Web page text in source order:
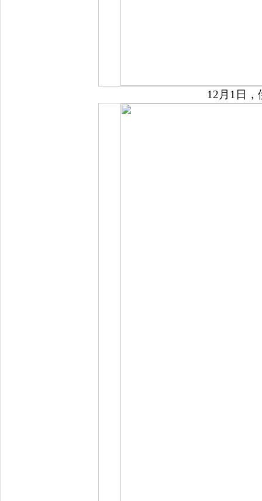
12月1日